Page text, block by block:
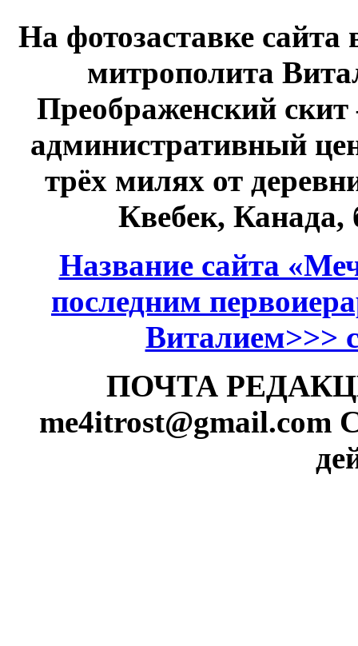
На фотозаставке сайта
митрополита
Преображенский
административный
трёх милях от
Квебек,
Название сайта
последним
Виталием>>>
ПОЧТА
me4itrost@gmail.com